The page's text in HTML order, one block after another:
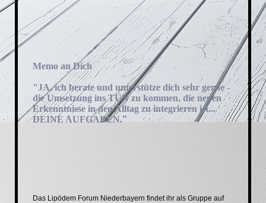
Memo an Dich
"JA, ich berate und unterstütze dich sehr gerne -
die Umsetzung ins TUN zu kommen, die neuen
Erkenntnisse in den Alltag zu integrieren ist...
DEINE AUFGABEN."
Das Lipödem Forum Niederbayern findet ihr als Gruppe auf